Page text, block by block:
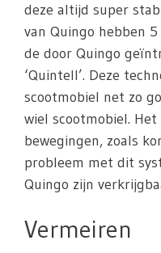
deze altijd super
van Quingo hebben
de door Quingo
‘Quintell’. Deze
scootmobiel net zo
wiel scootmobiel.
bewegingen, zoals
probleem met dit
Quingo zijn
Vermeiren